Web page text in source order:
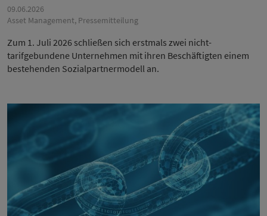
09.06.2026
Asset Management, Pressemitteilung
Zum 1. Juli 2026 schließen sich erstmals zwei nicht-
tarifgebundene Unternehmen mit ihren Beschäftigten einem
bestehenden Sozialpartnermodell an.